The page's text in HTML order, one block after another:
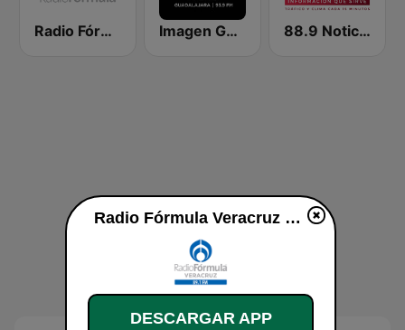
Radio Fórmula 104.1 FM Imagen Guadalajara 93.9 FM 88.9 Noticias
Radio Fórmula Veracruz en vivo
DESCARGAR APP